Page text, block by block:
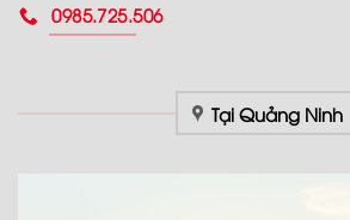
0985.725.506
Tại Quảng Ninh